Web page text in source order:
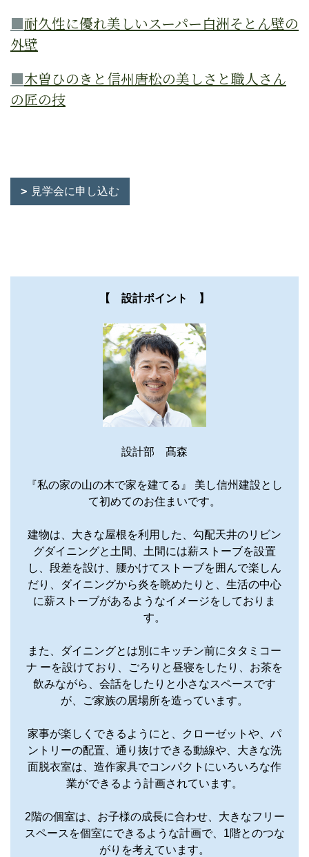
■耐久性に優れ美しいスーパー白洲そとん壁の
外壁
■木曽ひのきと信州唐松の美しさと職人さん
の匠の技
見学会に申し込む
【 設計ポイント 】
設計部 髙森
『私の家の山の木で家を建てる』 美し信州建設とし
て初めてのお住まいです。
建物は、大きな屋根を利用した、勾配天井のリビン
グダイニングと土間、土間には薪ストーブを設置
し、段差を設け、腰かけてストーブを囲んで楽しん
だり、ダイニングから炎を眺めたりと、生活の中心
に薪ストーブがあるようなイメージをしておりま
す。
また、ダイニングとは別にキッチン前にタタミコー
ナ ーを設けており、ごろりと昼寝をしたり、お茶を
飲みながら、会話をしたりと小さなスペースです
が、ご家族の居場所を造っています。
家事が楽しくできるようにと、クローゼットや、パ
ントリーの配置、通り抜けできる動線や、大きな洗
面脱衣室は、造作家具でコンパクトにいろいろな作
業ができるよう計画されています。
2階の個室は、お子様の成長に合わせ、大きなフリー
スペースを個室にできるような計画で、1階とのつな
がりを考えています。